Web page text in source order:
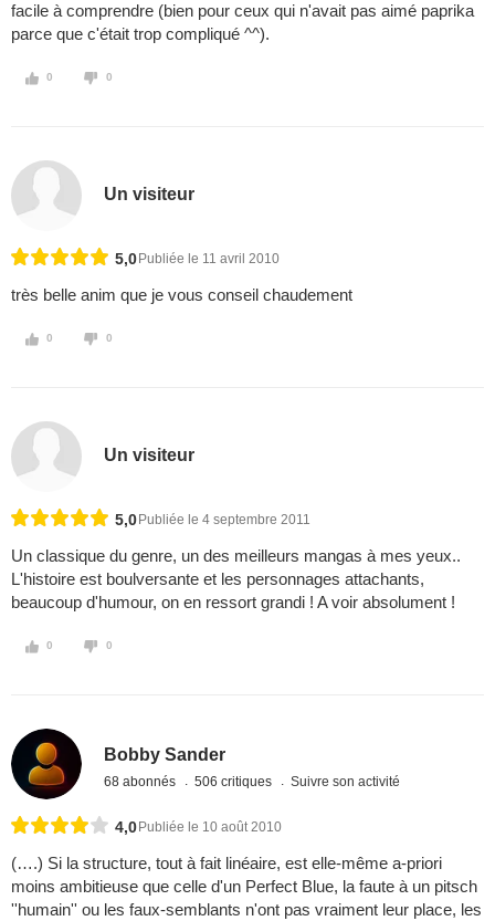
facile à comprendre (bien pour ceux qui n'avait pas aimé paprika
parce que c'était trop compliqué ^^).
0 0
Un visiteur
5,0 Publiée le 11 avril 2010
très belle anim que je vous conseil chaudement
0 0
Un visiteur
5,0 Publiée le 4 septembre 2011
Un classique du genre, un des meilleurs mangas à mes yeux..
L'histoire est boulversante et les personnages attachants,
beaucoup d'humour, on en ressort grandi ! A voir absolument !
0 0
Bobby Sander
68 abonnés 506 critiques Suivre son activité
4,0 Publiée le 10 août 2010
(….) Si la structure, tout à fait linéaire, est elle-même a-priori
moins ambitieuse que celle d'un Perfect Blue, la faute à un pitsch
''humain'' ou les faux-semblants n'ont pas vraiment leur place, les